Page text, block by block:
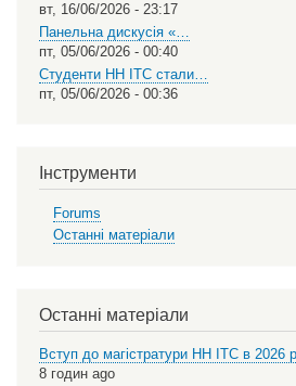
вт, 16/06/2026 - 23:17
Панельна дискусія «…
пт, 05/06/2026 - 00:40
Студенти НН ІТС стали…
пт, 05/06/2026 - 00:36
Інструменти
Forums
Останні матеріали
Останні матеріали
Вступ до магістратури НН ІТС в 2026
8 годин ago